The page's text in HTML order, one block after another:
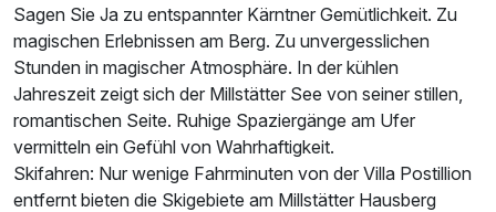
Sagen Sie Ja zu entspannter Kärntner Gemütlichkeit. Zu
magischen Erlebnissen am Berg. Zu unvergesslichen
Stunden in magischer Atmosphäre. In der kühlen
Jahreszeit zeigt sich der Millstätter See von seiner stillen,
romantischen Seite. Ruhige Spaziergänge am Ufer
vermitteln ein Gefühl von Wahrhaftigkeit.
Skifahren: Nur wenige Fahrminuten von der Villa Postillion
entfernt bieten die Skigebiete am Millstätter Hausberg